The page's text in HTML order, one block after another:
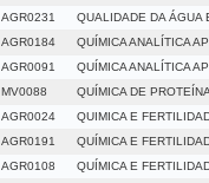
AGR0231
QUALIDADE DA ÁGUA
AGR0184
QUÍMICA ANALÍTICA
AGR0091
QUÍMICA ANALÍTICA
MV0088
QUÍMICA DE
AGR0024
QUIMICA E
AGR0191
QUÍMICA E
AGR0108
QUÍMICA E